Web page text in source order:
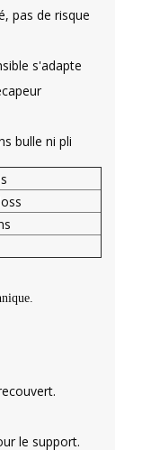
pas de risque
s'adapte
bulle ni pli
le support.